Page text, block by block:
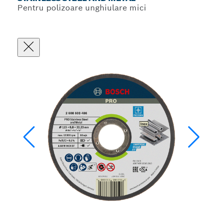
Pentru polizoare unghiulare mici